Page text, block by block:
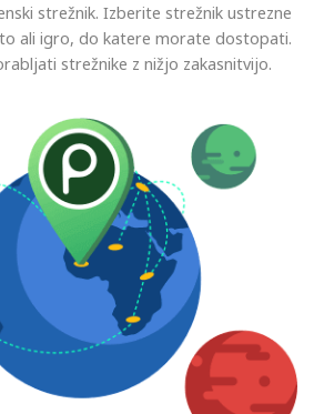
strežnik. Izberite strežnik ustrezne
ali igro, do katere morate dostopati.
strežnike z nižjo zakasnitvijo.